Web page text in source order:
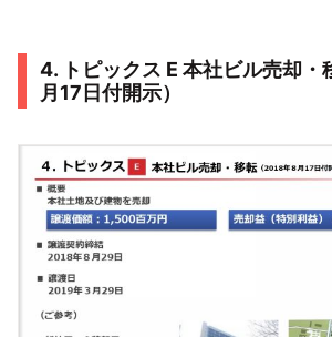
4. トピックス E 本社ビル売却
月17日付開示）